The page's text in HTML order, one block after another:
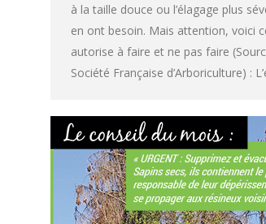
à la taille douce ou l’élagage plus
en ont besoin. Mais attention, voici
autorise à faire et ne pas faire
Société Française d’Arboriculture) :